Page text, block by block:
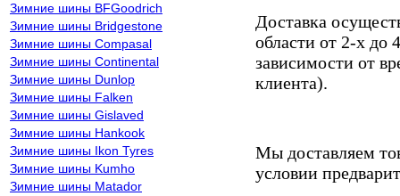
Зимние шины BFGoodrich
Зимние шины Bridgestone
Зимние шины Compasal
Зимние шины Continental
Зимние шины Dunlop
Зимние шины Falken
Зимние шины Gislaved
Зимние шины Hankook
Зимние шины Ikon Tyres
Зимние шины Kumho
Зимние шины Matador
Доставка
области от 2-х до
зависимости от
клиента).
Мы доставляем
условии